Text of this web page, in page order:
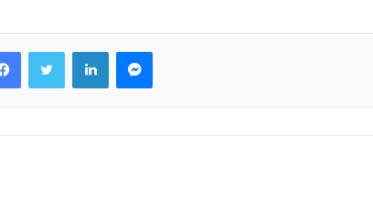
FacebookTwitter LinkedInMessenger